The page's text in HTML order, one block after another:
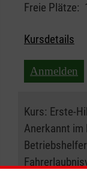
Freie Plätze:
Kursdetails
Anmelden
Kurs: Erste-
Anerkannt im